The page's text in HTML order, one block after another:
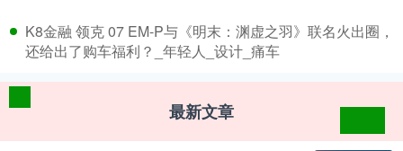
​K8金融 领克 07 EM-P与《明末：渊虚之羽》联名火出圈，
还给出了购车福利？_年轻人_设计_痛车
最新文章